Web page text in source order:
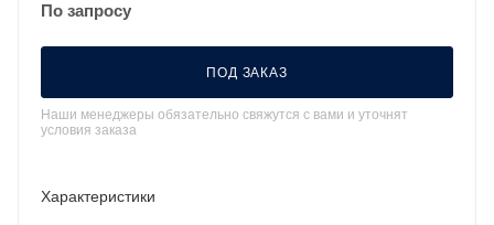
По запросу
ПОД ЗАКАЗ
Наши менеджеры обязательно свяжутся с вами и уточнят
условия заказа
Характеристики